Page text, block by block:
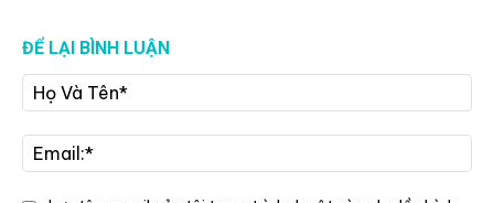
ĐỂ LẠI BÌNH LUẬN
Và